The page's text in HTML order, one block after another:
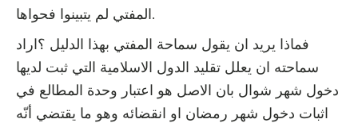
المفتي لم يتبينوا فحواها.
فماذا يريد ان يقول سماحة المفتي بهذا الدليل ؟ اراد
سماحته ان يعلل تقليد الدول الاسلامية التي ثبت لديها
دخول شهر شوال بان الاصل هو اعتبار وحدة المطالع في
اثبات دخول شهر رمضان او انقضائه وهو ما يقتضي أنّه